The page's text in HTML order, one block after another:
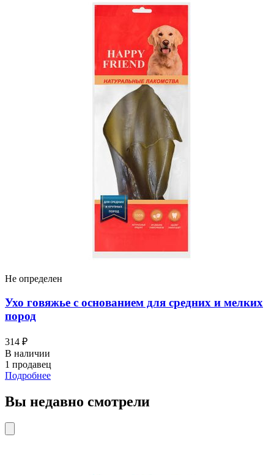
Не определен
Ухо говяжье с основанием для средних и мелких
пород
314 ₽
В наличии
1 продавец
Подробнее
Вы недавно смотрели